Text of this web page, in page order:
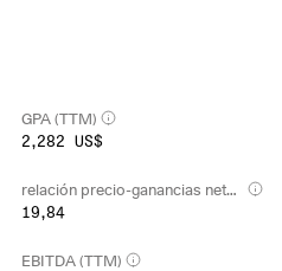
GPA (TTM)
2,282 US$
relación precio-ganancias netas (TTM)
19,84
EBITDA (TTM)